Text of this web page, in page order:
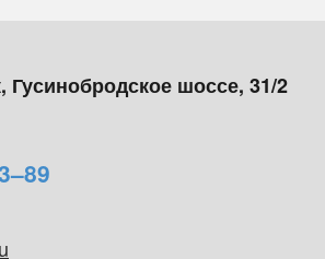
Гусинобродское шоссе, 31/2